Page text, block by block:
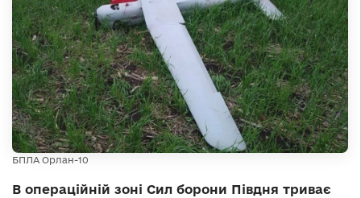
БПЛА Орлан-10
В операційній зоні Сил борони Півдня триває